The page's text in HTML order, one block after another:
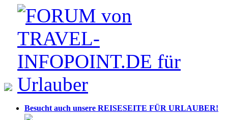
Besucht auch unsere REISESEITE FÜR URLAUBER!